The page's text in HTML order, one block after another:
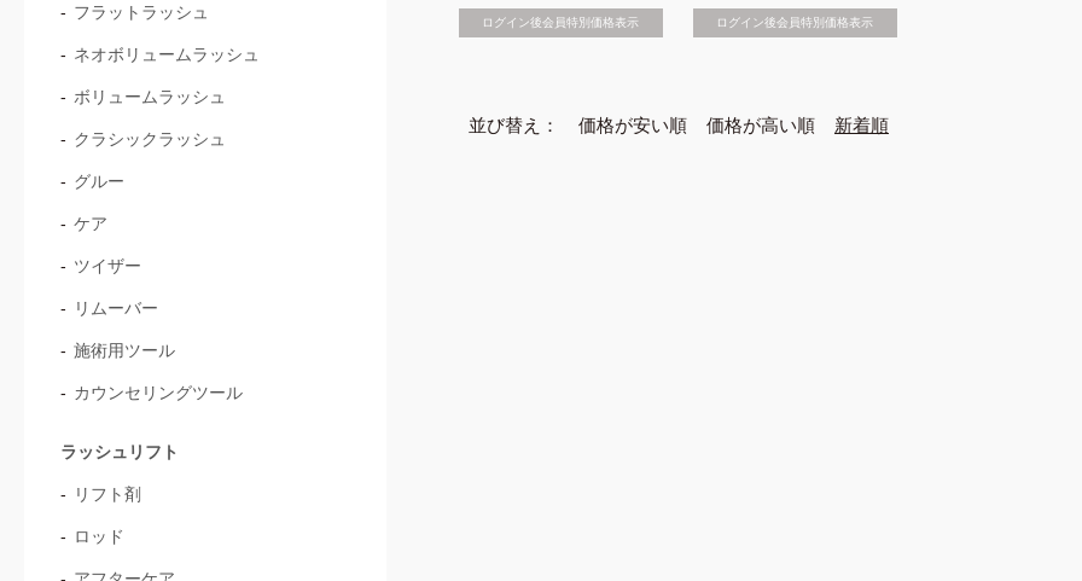
フラットラッシュ
ネオボリュームラッシュ
ボリュームラッシュ
クラシックラッシュ
グルー
ケア
ツイザー
リムーバー
施術用ツール
カウンセリングツール
ラッシュリフト
リフト剤
ロッド
ログイン後会員特別価格表示 ログイン後会員特別価格表示
並び替え 価格が安い順 価格が高い順 新着順